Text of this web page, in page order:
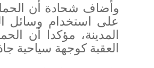
وأضاف شحادة أن
على استخدام وسائل
المدينة، مؤكدا أن
العقبة كوجهة سياحية